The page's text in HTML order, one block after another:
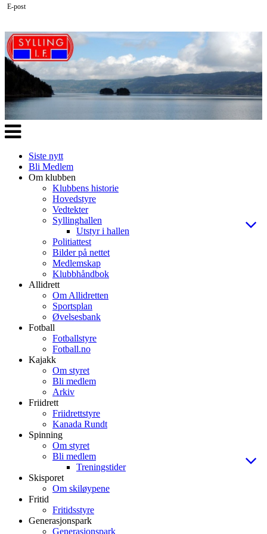
Veksle
navigasjon
Siste nytt
Bli Medlem
Om klubben
Klubbens historie
Hovedstyre
Vedtekter
Syllinghallen
Utstyr i hallen
Politiattest
Bilder på nettet
Medlemskap
Klubbhåndbok
Allidrett
Om Allidretten
Sportsplan
Øvelsesbank
Fotball
Fotballstyre
Fotball.no
Kajakk
Om styret
Bli medlem
Arkiv
Friidrett
Friidrettstyre
Kanada Rundt
Spinning
Om styret
Bli medlem
Treningstider
Skisporet
Om skiløypene
Fritid
Fritidsstyre
Generasjonspark
Generasjonspark
E-post